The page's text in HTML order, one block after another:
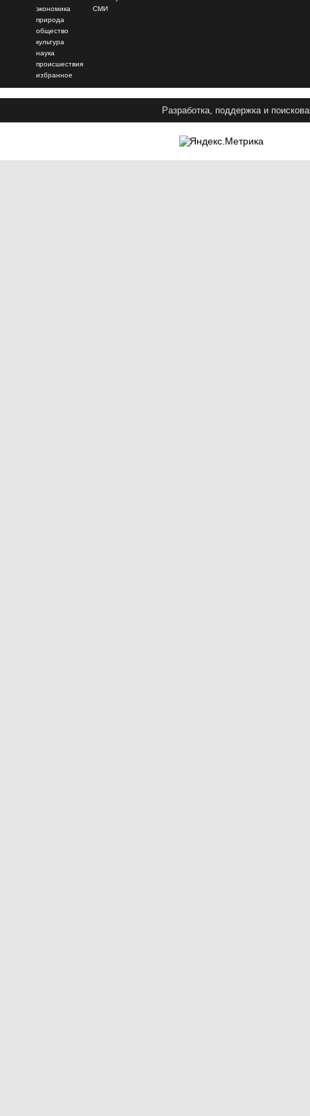
экономика
природа
общество
культура
наука
происшествия
избранное
СМИ
Разработка, поддержка и